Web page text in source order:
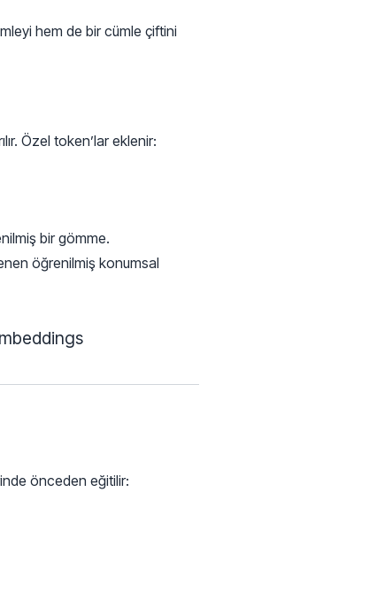
hem de bir cümle çiftini
Özel token’lar eklenir:
bir gömme.
öğrenilmiş konumsal
Embeddings} + \text{Segment Embeddings}
önceden eğitilir: